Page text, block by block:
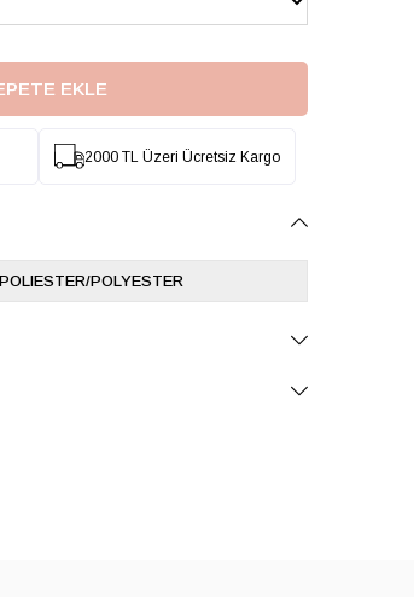
2000 TL Üzeri Ücretsiz Kargo
POLYESTER